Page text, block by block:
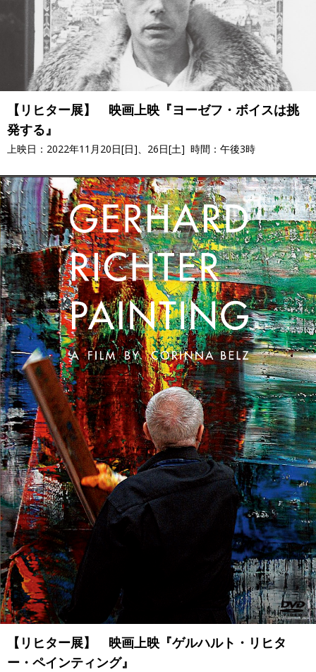
【リヒター展】 映画上映『ヨーゼフ・ボイスは挑
発する』
上映日：2022年11月20日[日]、26日[土] 時間：午後3時
【リヒター展】 映画上映『ゲルハルト・リヒタ
ー・ペインティング』